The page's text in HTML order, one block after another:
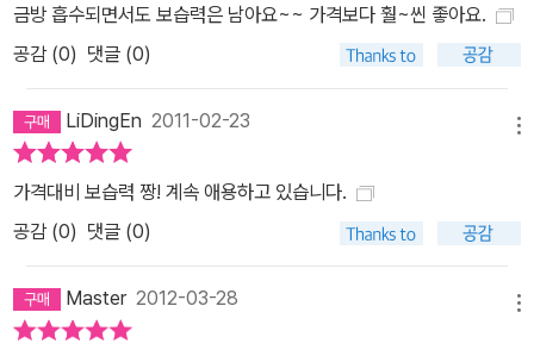
금방 흡수되면서도 보습력은 남아요~~ 가격보다 훨~씬 좋아요.
공감 (0) 댓글 (0)
LiDingEn 2011-02-23
가격대비 보습력 짱! 계속 애용하고 있습니다.
공감 (0) 댓글 (0)
Master2012-03-28